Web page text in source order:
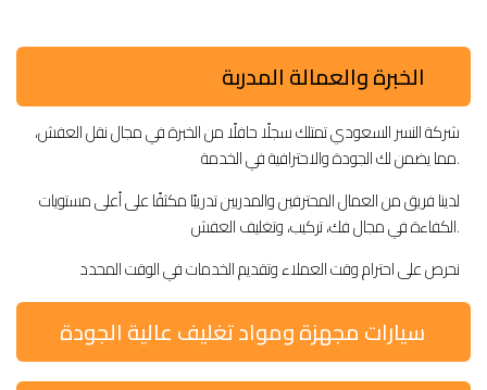
الخبرة والعمالة المدربة
شركة النسر السعودي تمتلك سجلًا حافلًا من الخبرة في مجال نقل العفش،
مما يضمن لك الجودة والاحترافية في الخدمة.
لدينا فريق من العمال المحترفين والمدربين تدريبًا مكثفًا على أعلى مستويات
الكفاءة في مجال فك، تركيب، وتغليف العفش.
نحرص على احترام وقت العملاء وتقديم الخدمات في الوقت المحدد
سيارات مجهزة ومواد تغليف عالية الجودة